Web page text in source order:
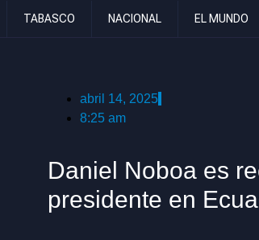
TABASCO NACIONAL EL MUNDO
abril 14, 2025
8:25 am
Daniel Noboa es
presidente en